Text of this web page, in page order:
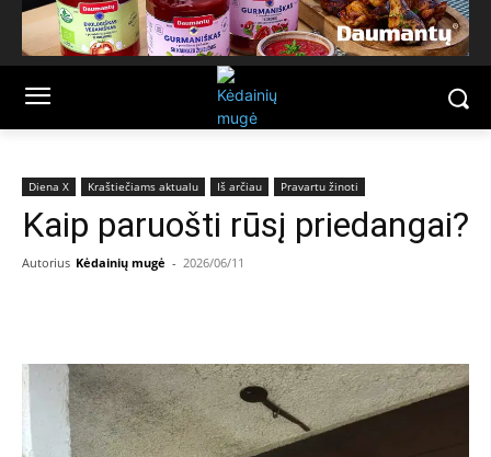
Diena X Kraštiečiams aktualu Iš arčiau Pravartu žinoti
Kaip paruošti rūsį priedangai?
Autorius Kėdainių mugė - 2026/06/11